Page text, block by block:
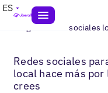
ES
Blogs> Redes sociales
Redes sociales
local hace más por
crees